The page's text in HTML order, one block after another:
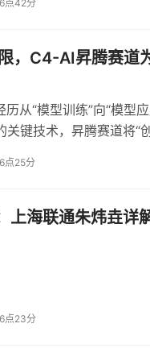
两大标杆案例验证价
硬核技术实力为AI产业
自2019年落地以来，
模型训练周期，全面加
度优化KVCache管理
点42分
，C4-AI昇腾赛道
历从“模型训练”向“模型
关键技术，昇腾赛道将“
点25分
上海联通朱炜垚详
点23分